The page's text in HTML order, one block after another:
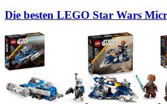
Die besten LEGO Star Wars